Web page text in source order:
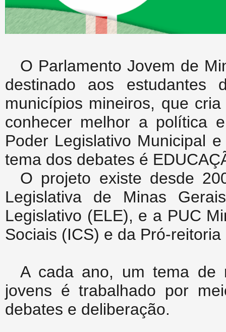
O Parlamento Jovem de
destinado aos
municípios mineiros, que
conhecer melhor a política
Poder Legislativo Municipal
tema dos debates é
O projeto existe desde
Legislativa de Minas
Legislativo (ELE), e a PUC
Sociais (ICS) e da Pró-
A cada ano, um tema de
jovens é trabalhado por
debates e deliberação.